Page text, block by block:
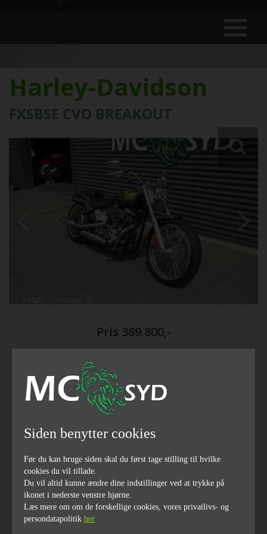
Harley-Davidson
FXSBSE CVO BREAKOUT
Pris 389.800,-
BYTTER GERNE Cruiser
årgang
1802
ccm
Siden benytter cookies
Før du kan bruge siden skal du først tage stilling til hvilke
cookies du vil tillade.
Du vil altid kunne ændre dine indstillinger ved at trykke på
ikonet i nederste venstre hjørne.
Læs mere om om de forskellige cookies, vores privatlivs- og
persondatapolitik her